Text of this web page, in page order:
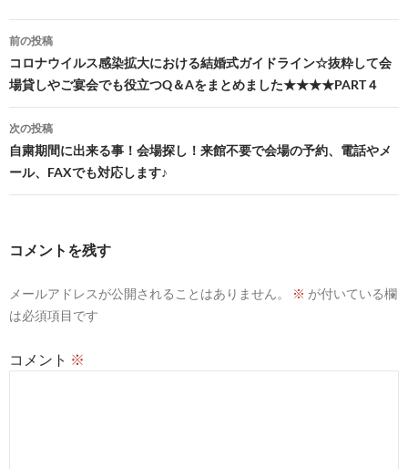
投
稿
ナ
ビ
ゲ
ー
ョ
ン
前の投稿
コロナウイルス感染拡大における結婚式ガイドライン☆抜粋して会
場貸しやご宴会でも役立つQ＆Aをまとめました★★★★PART４
次の投稿
自粛期間に出来る事！会場探し！来館不要で会場の予約、電話やメ
ール、FAXでも対応します♪
コメントを残す
メールアドレスが公開されることはありません。 ※ が付いている欄
は必須項目です
コメント ※